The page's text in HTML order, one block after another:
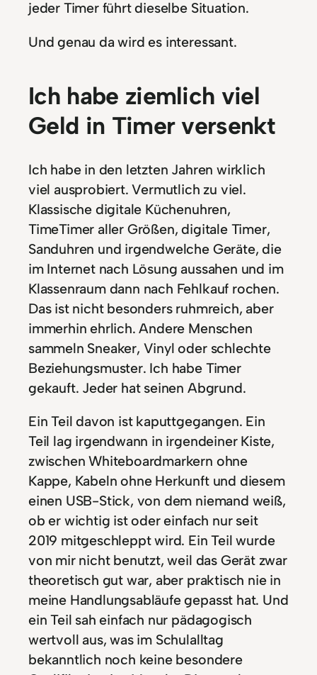
jeder Timer führt dieselbe Situation.
Und genau da wird es interessant.
Ich habe ziemlich viel
Geld in Timer versenkt
Ich habe in den letzten Jahren wirklich
viel ausprobiert. Vermutlich zu viel.
Klassische digitale Küchenuhren,
TimeTimer aller Größen, digitale Timer,
Sanduhren und irgendwelche Geräte, die
im Internet nach Lösung aussahen und im
Klassenraum dann nach Fehlkauf rochen.
Das ist nicht besonders ruhmreich, aber
immerhin ehrlich. Andere Menschen
sammeln Sneaker, Vinyl oder schlechte
Beziehungsmuster. Ich habe Timer
gekauft. Jeder hat seinen Abgrund.
Ein Teil davon ist kaputtgegangen. Ein
Teil lag irgendwann in irgendeiner Kiste,
zwischen Whiteboardmarkern ohne
Kappe, Kabeln ohne Herkunft und diesem
einen USB-Stick, von dem niemand weiß,
ob er wichtig ist oder einfach nur seit
2019 mitgeschleppt wird. Ein Teil wurde
von mir nicht benutzt, weil das Gerät zwar
theoretisch gut war, aber praktisch nie in
meine Handlungsabläufe gepasst hat. Und
ein Teil sah einfach nur pädagogisch
wertvoll aus, was im Schulalltag
bekanntlich noch keine besondere